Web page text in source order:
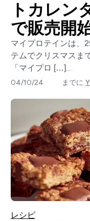
トカレン
で販売開
マイプロテインは、
テムでクリスマスま
「マイプロ […]...
04/10/24 までに
レシピ